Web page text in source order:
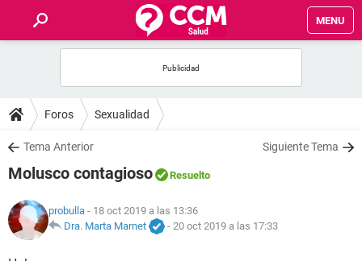
MENU
FOROS
SALUD
NUTRICIÓN
Foros Sexualidad
Tema Anterior Siguiente Tema
Molusco contagioso Resuelto
probulla - 18 oct 2019 a las 13:36
Dra. Marta Marnet
- 20 oct 2019 a las 17:33